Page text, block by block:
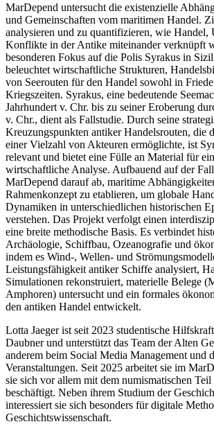
MarDepend untersucht die existenzielle
und Gemeinschaften vom maritimen Handel.
analysieren und zu quantifizieren, wie Handel,
Konflikte in der Antike miteinander verknüpft
besonderen Fokus auf die Polis Syrakus in
beleuchtet wirtschaftliche Strukturen,
von Seerouten für den Handel sowohl in
Kriegszeiten. Syrakus, eine bedeutende
Jahrhundert v. Chr. bis zu seiner Eroberung
v. Chr., dient als Fallstudie. Durch seine
Kreuzungspunkten antiker Handelsrouten, die
einer Vielzahl von Akteuren ermöglichte, ist
relevant und bietet eine Fülle an Material für
wirtschaftliche Analyse. Aufbauend auf der
MarDepend darauf ab, maritime
Rahmenkonzept zu etablieren, um globale
Dynamiken in unterschiedlichen historischen
verstehen. Das Projekt verfolgt einen
eine breite methodische Basis. Es verbindet
Archäologie, Schiffbau, Ozeanografie und
indem es Wind-, Wellen- und
Leistungsfähigkeit antiker Schiffe analysiert,
Simulationen rekonstruiert, materielle Belege
Amphoren) untersucht und ein formales
den antiken Handel entwickelt.
Lotta Jaeger ist seit 2023 studentische
Daubner und unterstützt das Team der Alten
anderem beim Social Media Management und
Veranstaltungen. Seit 2025 arbeitet sie im
sie sich vor allem mit dem numismatischen Teil
beschäftigt. Neben ihrem Studium der
interessiert sie sich besonders für digitale
Geschichtswissenschaft.